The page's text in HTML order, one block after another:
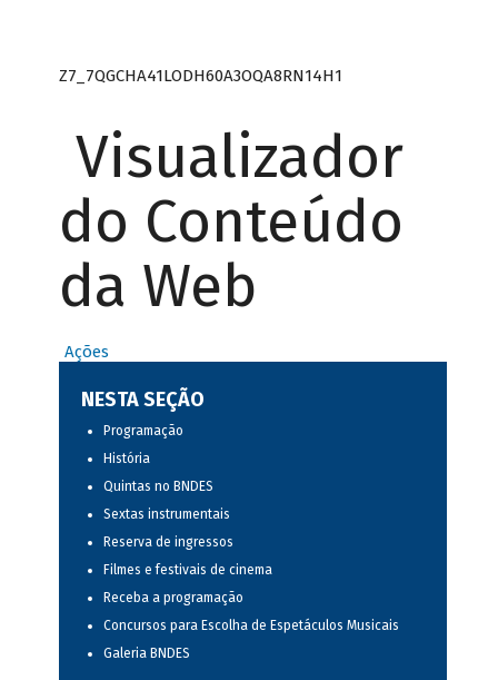
Z7_7QGCHA41LODH60A3OQA8RN14H1
Visualizador
do Conteúdo
da Web
Ações
NESTA SEÇÃO
Programação
História
Quintas no BNDES
Sextas instrumentais
Reserva de ingressos
Filmes e festivais de cinema
Receba a programação
Concursos para Escolha de Espetáculos Musicais
Galeria BNDES